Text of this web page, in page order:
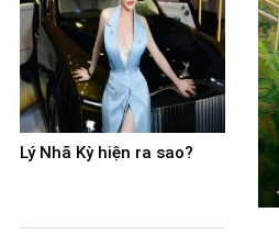
Lý Nhã Kỳ hiện ra sao?